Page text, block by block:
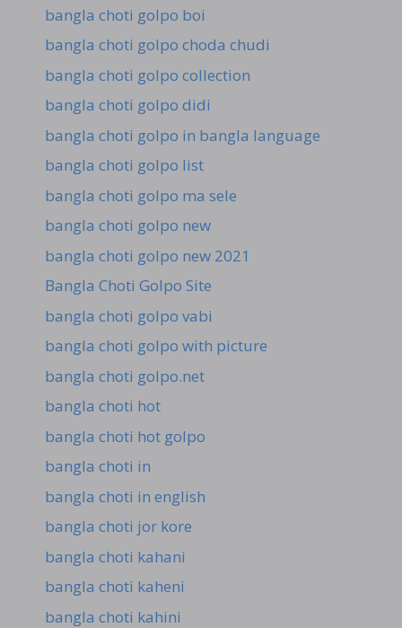
bangla choti golpo boi
bangla choti golpo choda chudi
bangla choti golpo collection
bangla choti golpo didi
bangla choti golpo in bangla language
bangla choti golpo list
bangla choti golpo ma sele
bangla choti golpo new
bangla choti golpo new 2021
Bangla Choti Golpo Site
bangla choti golpo vabi
bangla choti golpo with picture
bangla choti golpo.net
bangla choti hot
bangla choti hot golpo
bangla choti in
bangla choti in english
bangla choti jor kore
bangla choti kahani
bangla choti kaheni
bangla choti kahini